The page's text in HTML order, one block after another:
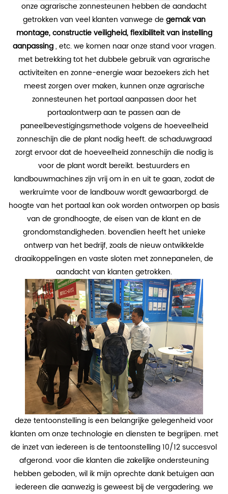
onze agrarische zonnesteunen hebben de aandacht
getrokken van veel klanten vanwege de gemak van
montage, constructie veiligheid, flexibiliteit van instelling
aanpassing, etc. we komen naar onze stand voor vragen.
met betrekking tot het dubbele gebruik van agrarische
activiteiten en zonne-energie waar bezoekers zich het
meest zorgen over maken, kunnen onze agrarische
zonnesteunen het portaal aanpassen door het
portaalontwerp aan te passen aan de
paneelbevestigingsmethode volgens de hoeveelheid
zonneschijn die de plant nodig heeft. de schaduwgraad
zorgt ervoor dat de hoeveelheid zonneschijn die nodig is
voor de plant wordt bereikt. bestuurders en
landbouwmachines zijn vrij om in en uit te gaan, zodat de
werkruimte voor de landbouw wordt gewaarborgd. de
hoogte van het portaal kan ook worden ontworpen op basis
van de grondhoogte, de eisen van de klant en de
grondomstandigheden. bovendien heeft het unieke
ontwerp van het bedrijf, zoals de nieuw ontwikkelde
draaikoppelingen en vaste sloten met zonnepanelen, de
aandacht van klanten getrokken.
deze tentoonstelling is een belangrijke gelegenheid voor
klanten om onze technologie en diensten te begrijpen. met
de inzet van iedereen is de tentoonstelling 10/12 succesvol
afgerond. voor die klanten die zakelijke ondersteuning
hebben geboden, wil ik mijn oprechte dank betuigen aan
iedereen die aanwezig is geweest bij de vergadering. we